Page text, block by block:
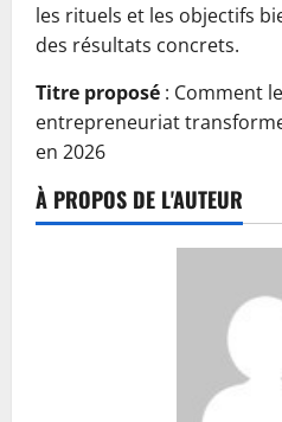
les rituels et les objectifs
des résultats concrets.
Titre proposé : Comment
entrepreneuriat
en 2026
À PROPOS DE L'AUTEUR